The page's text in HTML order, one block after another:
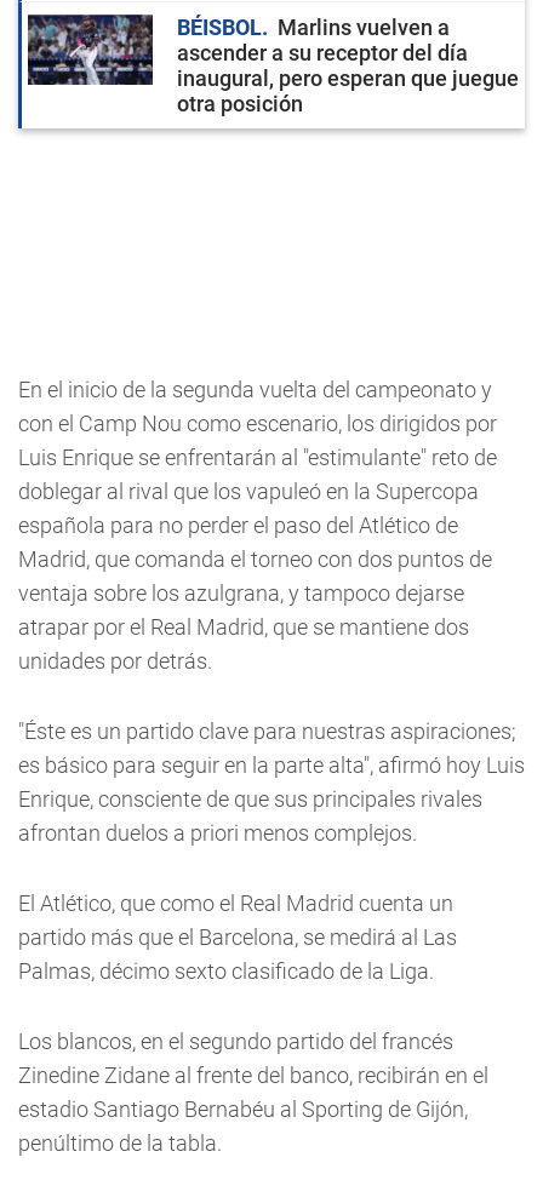
BÉISBOL
Marlins vuelven a
ascender a su receptor del día
inaugural, pero esperan que juegue
otra posición
En el inicio de la segunda vuelta del campeonato y
con el Camp Nou como escenario, los dirigidos por
Luis Enrique se enfrentarán al "estimulante" reto de
doblegar al rival que los vapuleó en la Supercopa
española para no perder el paso del Atlético de
Madrid, que comanda el torneo con dos puntos de
ventaja sobre los azulgrana, y tampoco dejarse
atrapar por el Real Madrid, que se mantiene dos
unidades por detrás.
"Éste es un partido clave para nuestras aspiraciones;
es básico para seguir en la parte alta", afirmó hoy Luis
Enrique, consciente de que sus principales rivales
afrontan duelos a priori menos complejos.
El Atlético, que como el Real Madrid cuenta un
partido más que el Barcelona, se medirá al Las
Palmas, décimo sexto clasificado de la Liga.
Los blancos, en el segundo partido del francés
Zinedine Zidane al frente del banco, recibirán en el
estadio Santiago Bernabéu al Sporting de Gijón,
penúltimo de la tabla.